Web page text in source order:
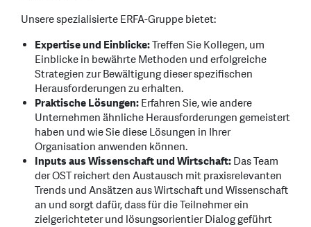
Unsere spezialisierte ERFA-Gruppe bietet:
Expertise und Einblicke:Treffen Sie Kollegen, um
Einblicke in bewährte Methoden und erfolgreiche
Strategien zur Bewältigung dieser spezifischen
Herausforderungen zu erhalten.
Praktische Lösungen:Erfahren Sie, wie andere
Unternehmen ähnliche Herausforderungen gemeistert
haben und wie Sie diese Lösungen in Ihrer
Organisation anwenden können.
Inputs aus Wissenschaft und Wirtschaft:Das Team
der OST reichert den Austausch mit praxisrelevanten
Trends und Ansätzen aus Wirtschaft und Wissenschaft
an und sorgt dafür, dass für die Teilnehmer ein
zielgerichteter und lösungsorientier Dialog geführt